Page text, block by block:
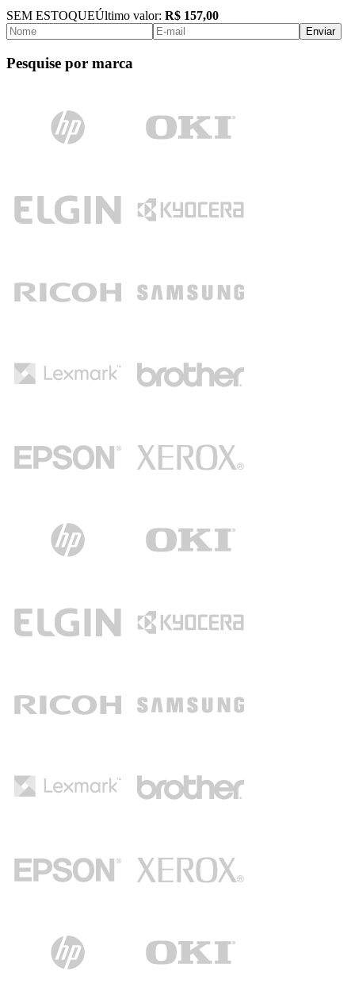
SEM ESTOQUEÚltimo valor: R$ 157,00
Enviar
Pesquise por marca